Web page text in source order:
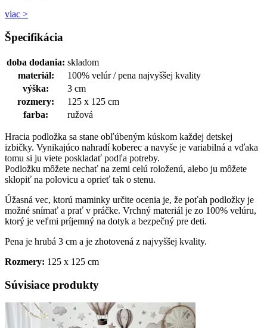
viac >
Špecifikácia
doba dodania: skladom
materiál:
100% velúr / pena najvyššej kvality
výška:
3 cm
rozmery:
125 x 125 cm
farba:
ružová
Hracia podložka sa stane obľúbeným kúskom každej detskej
izbičky. Vynikajúco nahradí koberec a navyše je variabilná a vďaka
tomu si ju viete poskladať podľa potreby.
Podložku môžete nechať na zemi celú roloženú, alebo ju môžete
sklopiť na polovicu a oprieť tak o stenu.
Úžasná vec, ktorú maminky určite ocenia je, že poťah podložky je
možné snímať a prať v práčke. Vrchný materiál je zo 100% velúru,
ktorý je veľmi príjemný na dotyk a bezpečný pre deti.
Pena je hrubá 3 cm a je zhotovená z najvyššej kvality.
Rozmery: 125 x 125 cm
Súvisiace produkty